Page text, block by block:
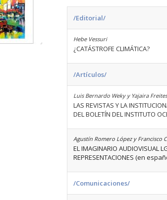
/Editorial/
Hebe Vessuri
¿CATÁSTROFE CLIMÁTICA?
/Artículos/
Luis Bernardo Weky y Yajaira Freites
LAS REVISTAS Y LA
DEL BOLETÍN DEL INSTITUTO
Agustín Romero López y Francisco
EL IMAGINARIO AUDIOVISUAL
REPRESENTACIONES (en
/Comunicaciones/